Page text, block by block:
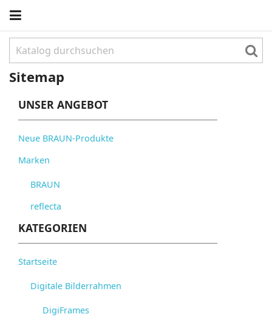
Sitemap
UNSER ANGEBOT
Neue BRAUN-Produkte
Marken
BRAUN
reflecta
KATEGORIEN
Startseite
Digitale Bilderrahmen
DigiFrames